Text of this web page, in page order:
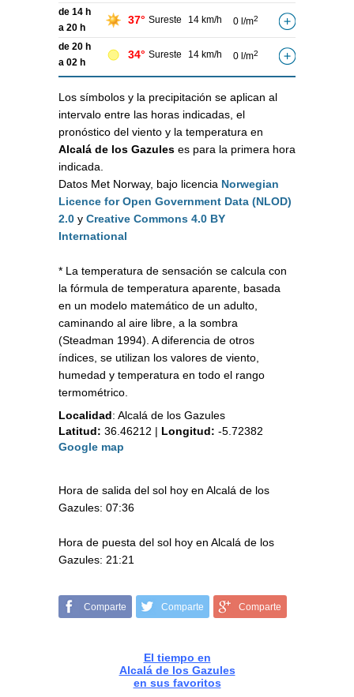
de 14 h
a 20 h
37° Sureste 14 km/h 0 l/m2
de 20 h
a 02 h
34° Sureste 14 km/h 0 l/m2
Los símbolos y la precipitación se aplican al
intervalo entre las horas indicadas, el
pronóstico del viento y la temperatura en
Alcalá de los Gazules es para la primera hora
indicada.
Datos Met Norway, bajo licencia Norwegian
Licence for Open Government Data (NLOD)
2.0 y Creative Commons 4.0 BY
International
* La temperatura de sensación se calcula con
la fórmula de temperatura aparente, basada
en un modelo matemático de un adulto,
caminando al aire libre, a la sombra
(Steadman 1994). A diferencia de otros
índices, se utilizan los valores de viento,
humedad y temperatura en todo el rango
termométrico.
Localidad: Alcalá de los Gazules
Latitud: 36.46212 | Longitud: -5.72382
Google map
Hora de salida del sol hoy en Alcalá de los
Gazules: 07:36
Hora de puesta del sol hoy en Alcalá de los
Gazules: 21:21
Comparte Comparte Comparte
El tiempo en
Alcalá de los Gazules
en sus favoritos